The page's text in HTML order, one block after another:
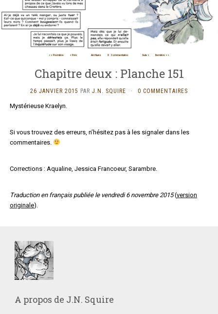
<< Première < Préc Archives 0 Commentaires Suiv > Dernière >>
Chapitre deux : Planche 151
26 JANVIER 2015 PAR J.N. SQUIRE · 0 COMMENTAIRES
Mystérieuse Kraelyn.
Si vous trouvez des erreurs, n’hésitez pas à les signaler dans les
commentaires.
Corrections : Aqualine, Jessica Francoeur, Sarambre.
Traduction en français publiée le vendredi 6 novembre 2015(version
originale).
A propos de J.N. Squire